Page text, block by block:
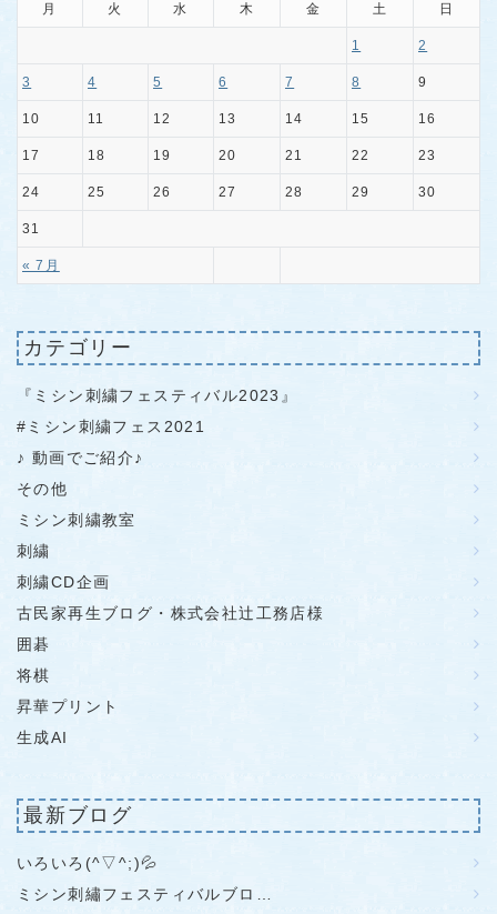
月 火 水 木 金 土 日
« 7月
1 2
3 4 5 6 7 8 9
10 11 12 13 14 15 16
17 18 19 20 21 22 23
24 25 26 27 28 29 30
31
カテゴリー
『ミシン刺繍フェスティバル2023』
#ミシン刺繍フェス2021
♪ 動画でご紹介♪
その他
ミシン刺繍教室
刺繍
刺繍CD企画
古民家再生ブログ・株式会社辻工務店様
囲碁
将棋
昇華プリント
生成AI
最新ブログ
いろいろ(^▽^;)💦
ミシン刺繡フェスティバルブロ…